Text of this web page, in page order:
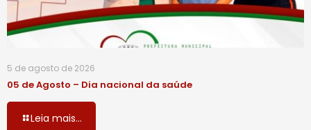
5 de agosto de 2026
05 de Agosto – Dia nacional da saúde
Leia mais...